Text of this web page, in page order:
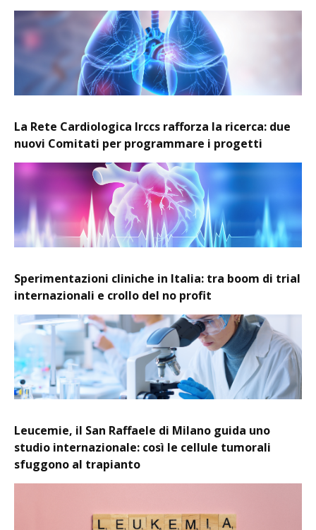
La Rete Cardiologica Irccs rafforza la ricerca: due
nuovi Comitati per programmare i progetti
Sperimentazioni cliniche in Italia: tra boom di trial
internazionali e crollo del no profit
Leucemie, il San Raffaele di Milano guida uno
studio internazionale: così le cellule tumorali
sfuggono al trapianto